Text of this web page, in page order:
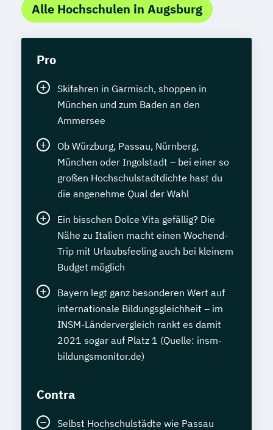
Alle Hochschulen in Augsburg
Pro
Skifahren in Garmisch, shoppen in
München und zum Baden an den
Ammersee
Ob Würzburg, Passau, Nürnberg,
München oder Ingolstadt – bei einer so
großen Hochschulstadtdichte hast du
die angenehme Qual der Wahl
Ein bisschen Dolce Vita gefällig? Die
Nähe zu Italien macht einen Wochend-
Trip mit Urlaubsfeeling auch bei kleinem
Budget möglich
Bayern legt ganz besonderen Wert auf
internationale Bildungsgleichheit – im
INSM-Ländervergleich rankt es damit
2021 sogar auf Platz 1 (Quelle: insm-
bildungsmonitor.de)
Contra
Selbst Hochschulstädte wie Passau